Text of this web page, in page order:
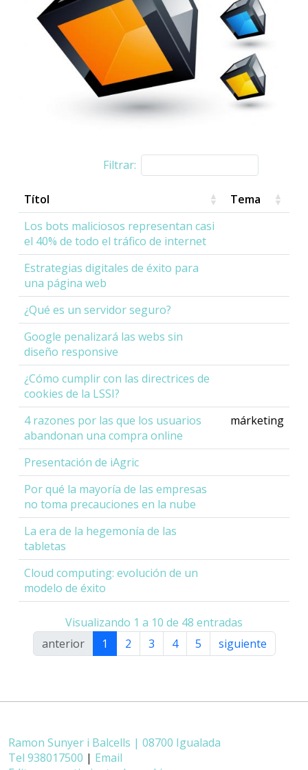
Filtrar:
Títol
Tema
Los bots maliciosos representan casi
el 40% de todo el tráfico de internet
Estrategias digitales de éxito para
una página web
¿Qué es un servidor seguro?
Google penalizará las webs sin
diseño responsive
¿Cómo cumplir con las directrices de
cookies de la LSSI?
4 razones por las que los usuarios
abandonan una compra online
márketing
Presentación de iAgric
Por qué la mayoría de las empresas
no toma precauciones en la nube
La era de la hegemonía de las
tabletas
Cloud computing: evolución de un
modelo de éxito
Visualizando 1 a 10 de 48 entradas
anterior
1 2 3 4 5 siguiente
Ramon Sunyer i Balcells | 08700 Igualada
Tel 938017500 | Email